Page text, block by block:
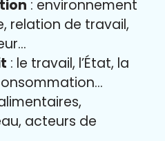
: environnement
relation de travail,
: le travail, l’État, la
acteurs de